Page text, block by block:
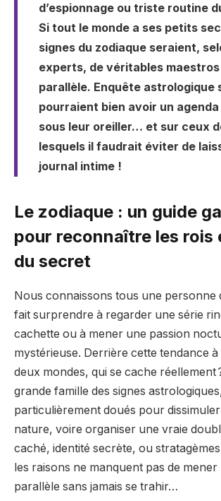
d’espionnage ou triste routine
Si tout le monde a ses petits
signes du zodiaque seraient,
experts, de véritables maestros
parallèle. Enquête astrologique
pourraient bien avoir un
sous leur oreiller… et sur ceux
lesquels il faudrait éviter de
journal intime !
Le zodiaque : un guide
pour reconnaître les rois
du secret
Nous connaissons tous une personne
fait surprendre à regarder une série
cachette ou à mener une passion
mystérieuse. Derrière cette tendance
deux mondes, qui se cache réellement
grande famille des signes
particulièrement doués pour
nature, voire organiser une vraie
caché, identité secrète, ou
les raisons ne manquent pas de
parallèle sans jamais se trahir…